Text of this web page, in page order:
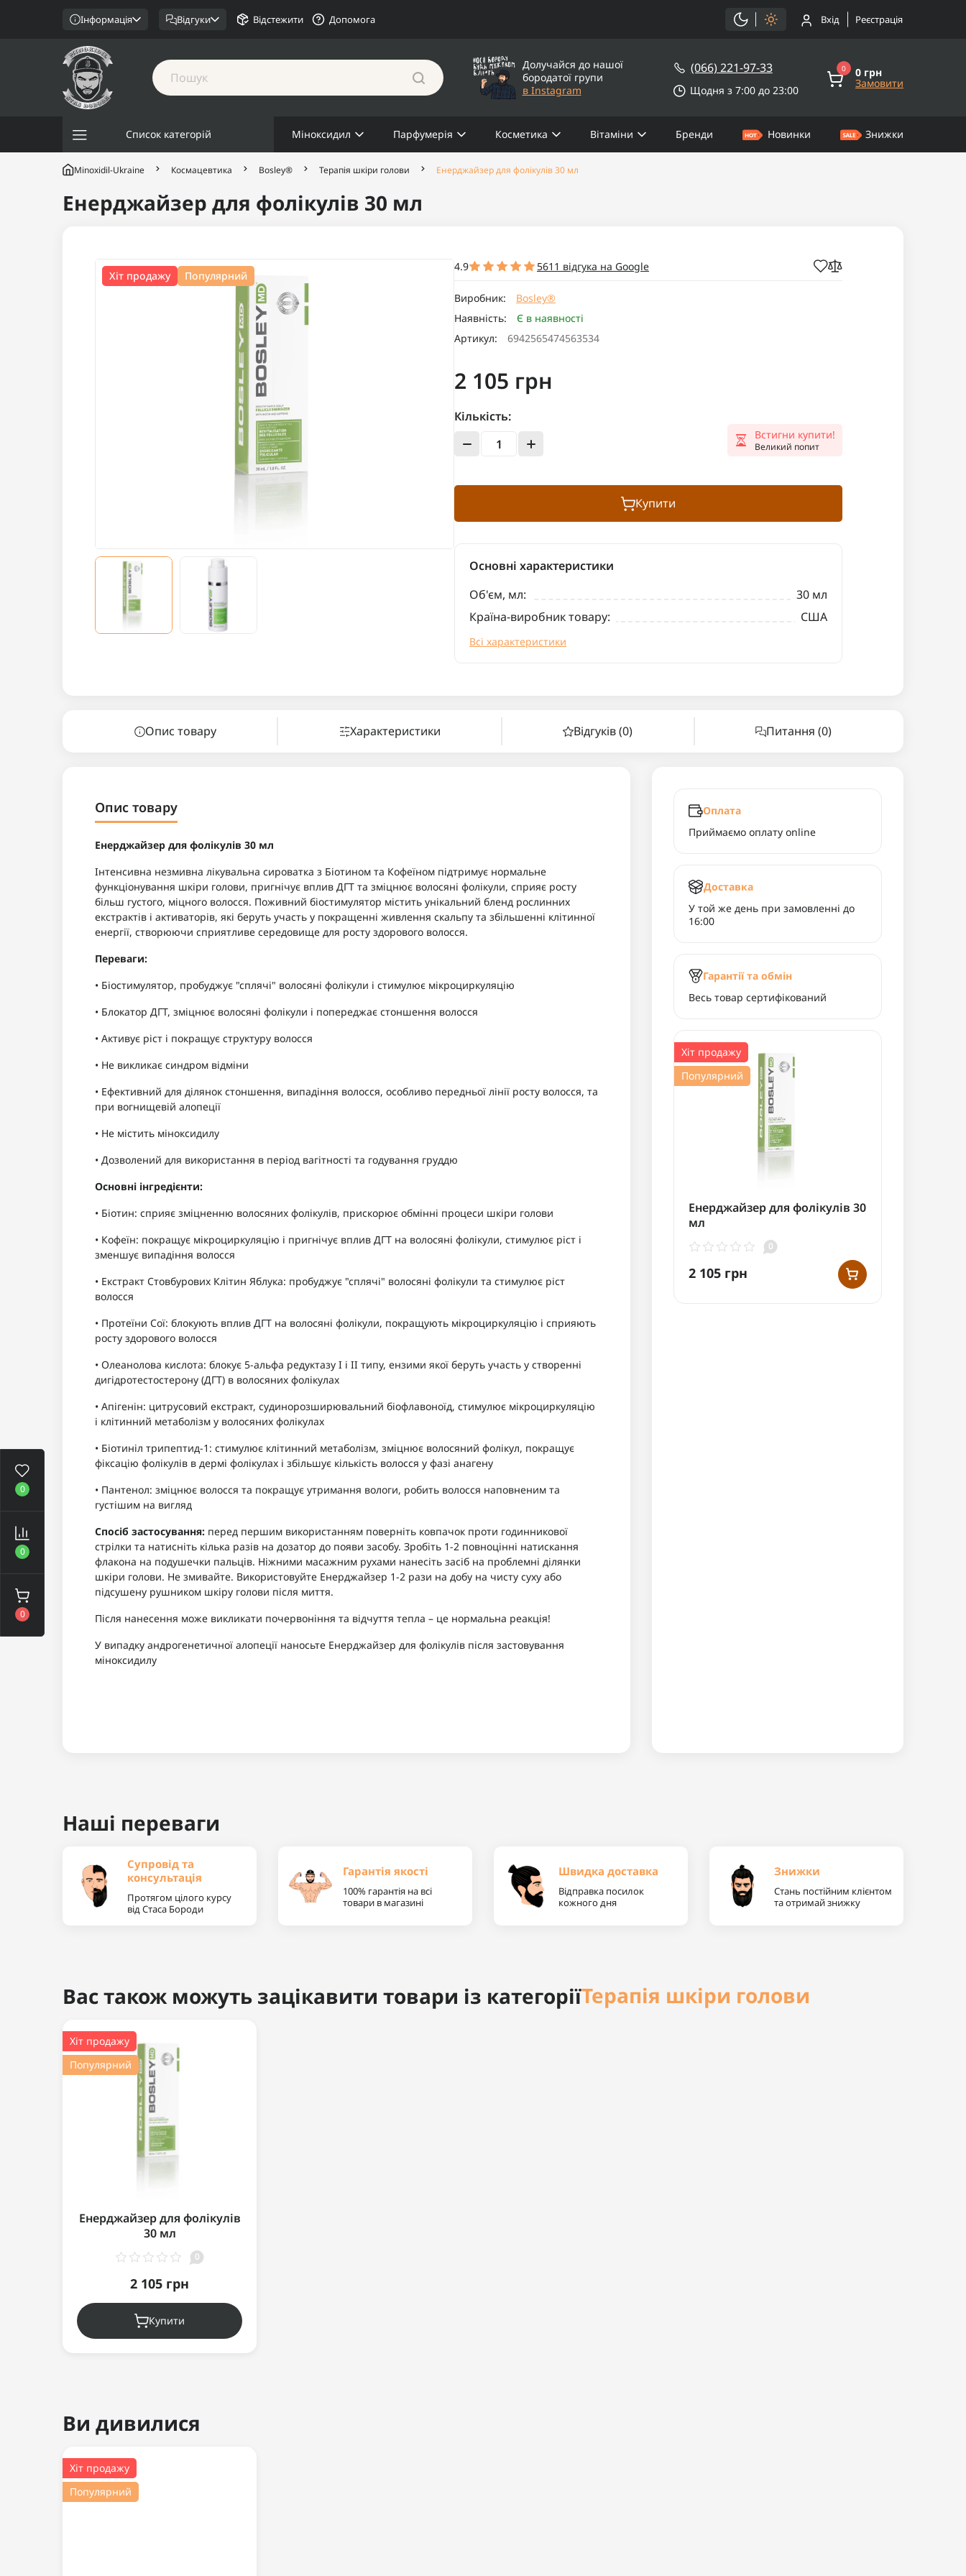
0
0
0
Інформація Відгуки Відстежити Допомога Вхід Реєстрація
Долучайся до нашої
бородатої групи
в Instagram
(066) 221-97-33
Щодня з 7:00 до 23:00
0 0 грн
Замовити
Список категорій Міноксидил Парфумерія Косметика Вітаміни Бренди Новинки Знижки
Minoxidil-Ukraine Космацевтика Bosley® Терапія шкіри голови Енерджайзер для фолікулів 30 мл
Енерджайзер для фолікулів 30 мл
Хіт продажу Популярний
4.9 5611 відгука на Google
Виробник:
Bosley®
Наявність:
Є в наявності
Артикул:
6942565474563534
2 105 грн
Кількість:
Встигни купити!
Великий попит
Купити
Основні характеристики
Об'єм, мл:
30 мл
Країна-виробник товару:
США
Всі характеристики
Опис товару Характеристики Відгуків (0) Питання (0)
Опис товару
Енерджайзер для фолікулів 30 мл
Інтенсивна незмивна лікувальна сироватка з Біотином та Кофеїном підтримує нормальне
функціонування шкіри голови, пригнічує вплив ДГТ та зміцнює волосяні фолікули, сприяє росту
більш густого, міцного волосся. Поживний біостимулятор містить унікальний бленд рослинних
екстрактів і активаторів, які беруть участь у покращенні живлення скальпу та збільшенні клітинної
енергії, створюючи сприятливе середовище для росту здорового волосся.
Переваги:
• Біостимулятор, пробуджує "сплячі" волосяні фолікули і стимулює мікроциркуляцію
• Блокатор ДГТ, зміцнює волосяні фолікули і попереджає стоншення волосся
• Активує ріст і покращує структуру волосся
• Не викликає синдром відміни
• Ефективний для ділянок стоншення, випадіння волосся, особливо передньої лінії росту волосся, та
при вогнищевій алопеції
• Не містить міноксидилу
• Дозволений для використання в період вагітності та годування груддю
Основні інгредієнти:
• Біотин: сприяє зміцненню волосяних фолікулів, прискорює обмінні процеси шкіри голови
• Кофеїн: покращує мікроциркуляцію і пригнічує вплив ДГТ на волосяні фолікули, стимулює ріст і
зменшує випадіння волосся
• Екстракт Стовбурових Клітин Яблука: пробуджує "сплячі" волосяні фолікули та стимулює ріст
волосся
• Протеїни Сої: блокують вплив ДГТ на волосяні фолікули, покращують мікроциркуляцію і сприяють
росту здорового волосся
• Олеанолова кислота: блокує 5-альфа редуктазу І і ІІ типу, ензими якої беруть участь у створенні
дигідротестостерону (ДГТ) в волосяних фолікулах
• Апігенін: цитрусовий екстракт, судинорозширювальний біофлавоноїд, стимулює мікроциркуляцію
і клітинний метаболізм у волосяних фолікулах
• Біотиніл трипептид-1: стимулює клітинний метаболізм, зміцнює волосяний фолікул, покращує
фіксацію фолікулів в дермі фолікулах і збільшує кількість волосся у фазі анагену
• Пантенол: зміцнює волосся та покращує утримання вологи, робить волосся наповненим та
густішим на вигляд
Спосіб застосування: перед першим використанням поверніть ковпачок проти годинникової
стрілки та натисніть кілька разів на дозатор до появи засобу. Зробіть 1-2 повноцінні натискання
флакона на подушечки пальців. Ніжними масажним рухами нанесіть засіб на проблемні ділянки
шкіри голови. Не змивайте. Використовуйте Енерджайзер 1-2 рази на добу на чисту суху або
підсушену рушником шкіру голови після миття.
Після нанесення може викликати почервоніння та відчуття тепла – це нормальна реакція!
У випадку андрогенетичної алопеції наносьте Енерджайзер для фолікулів після застовування
міноксидилу
Оплата
Приймаємо оплату online
Доставка
У той же день при замовленні до
16:00
Гарантії та обмін
Весь товар сертифікований
Хіт продажу
Популярний
Енерджайзер для фолікулів 30
мл
0
2 105 грн
Наші переваги
Супровід та
консультація
Протягом цілого курсу
від Стаса Бороди
Гарантія якості
100% гарантія на всі
товари в магазині
Швидка доставка
Відправка посилок
кожного дня
Знижки
Стань постійним клієнтом
та отримай знижку
Вас також можуть зацікавити товари із категоріїТерапія шкіри голови
Хіт продажу
Популярний
Енерджайзер для фолікулів
30 мл
0
2 105 грн
Купити
Ви дивилися
Хіт продажу
Популярний